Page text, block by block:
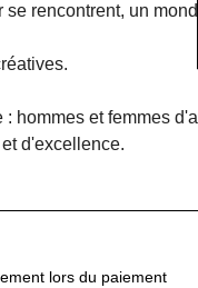
rencontrent, un
hommes et femmes
d'excellence.
lors du paiement